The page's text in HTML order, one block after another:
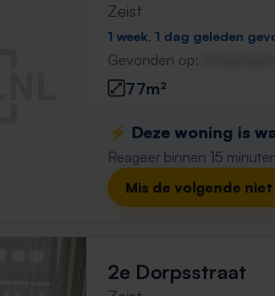
Zeist
1 week, 1 dag geleden
Gevonden op:
77m²
⚡️ Deze woning is
Reageer binnen 15
Mis de volgende
2e Dorpsstraat